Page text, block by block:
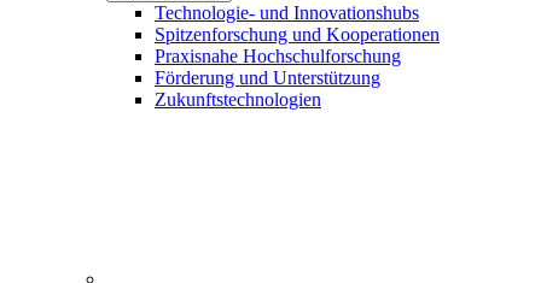
Technologie- und Innovationshubs
Spitzenforschung und Kooperationen
Praxisnahe Hochschulforschung
Förderung und Unterstützung
Zukunftstechnologien